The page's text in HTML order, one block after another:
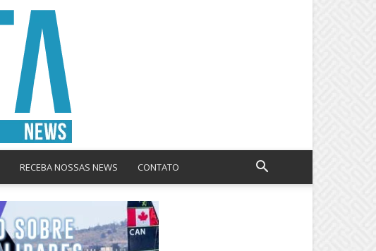
RECEBA NOSSAS NEWS CONTATO